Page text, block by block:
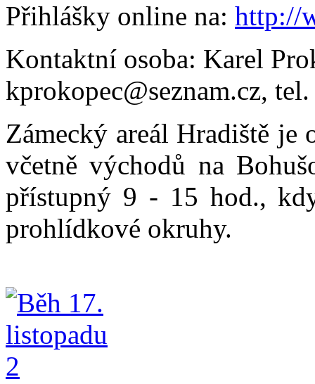
Přihlášky online na: http://
Kontaktní osoba: Karel
kprokopec@seznam.cz,
Zámecký areál Hradiště je
včetně východů na
přístupný 9 - 15 hod.,
prohlídkové okruhy.